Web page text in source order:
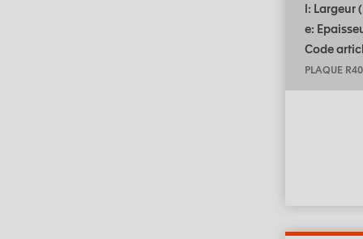
l: Largeur
e:
Code
PLAQUE